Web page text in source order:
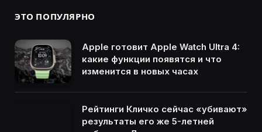
ЭТО ПОПУЛЯРНО
Apple готовит Apple Watch Ultra 4:
какие функции появятся и что
изменится в новых часах
Рейтинги Кличко сейчас «убивают»
результаты его же 5-летней